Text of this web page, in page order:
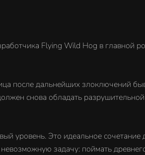
Flying Wild Hog в главной
после дальнейших злоключений
снова обладать
уровень. Это идеальное сочетание
задачу: поймать